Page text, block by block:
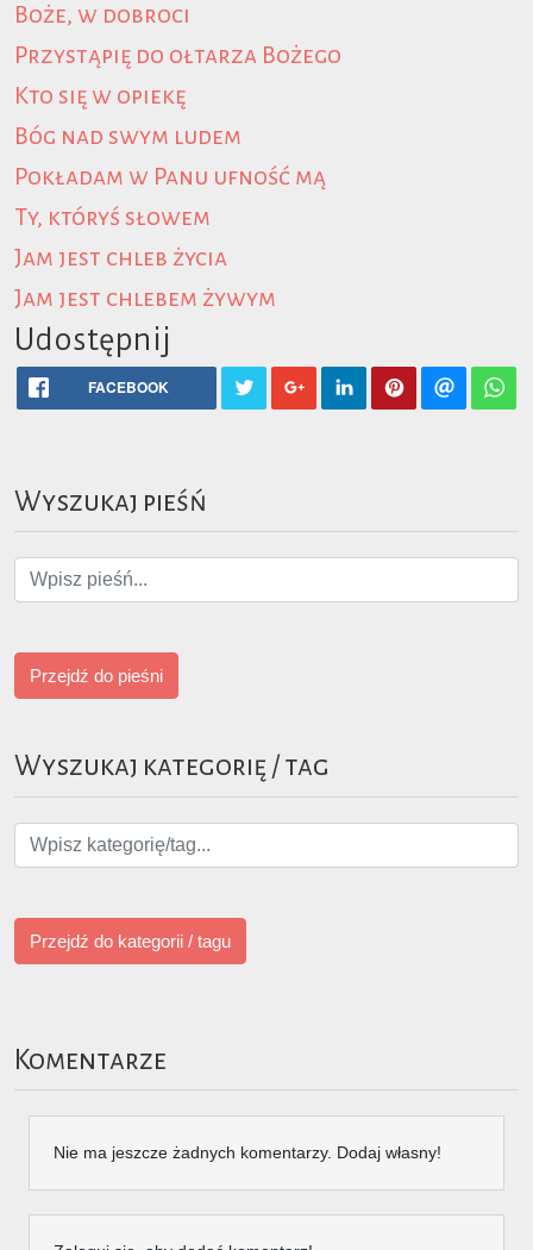
Boże, w dobroci
Przystąpię do ołtarza Bożego
Kto się w opiekę
Bóg nad swym ludem
Pokładam w Panu ufność mą
Ty, któryś słowem
Jam jest chleb życia
Jam jest chlebem żywym
Udostępnij
FACEBOOK
Wyszukaj pieśń
Przejdź do pieśni
Wyszukaj kategorię / tag
Przejdź do kategorii / tagu
Komentarze
Nie ma jeszcze żadnych komentarzy. Dodaj własny!